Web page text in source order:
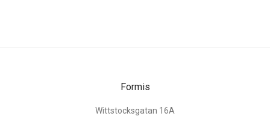
Formis
Wittstocksgatan 16A